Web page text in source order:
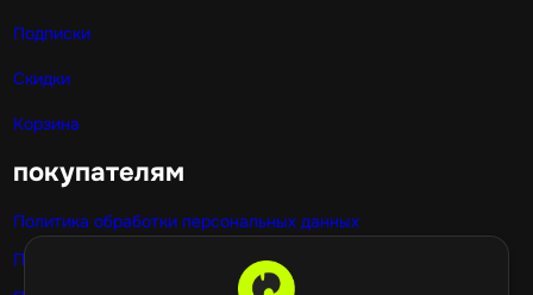
Подписки
Скидки
Корзина
покупателям
Политика обработки персональных данных
Публичная оферта